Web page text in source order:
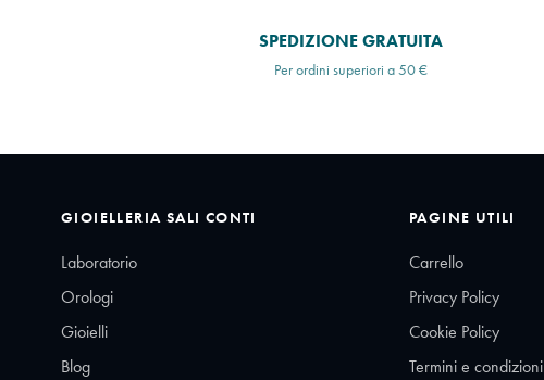
SPEDIZIONE GRATUITA
Per ordini superiori a 50 €
GIOIELLERIA SALI CONTI
Laboratorio
Orologi
Gioielli
Blog
PAGINE UTILI
Carrello
Privacy Policy
Cookie Policy
Termini e condizioni